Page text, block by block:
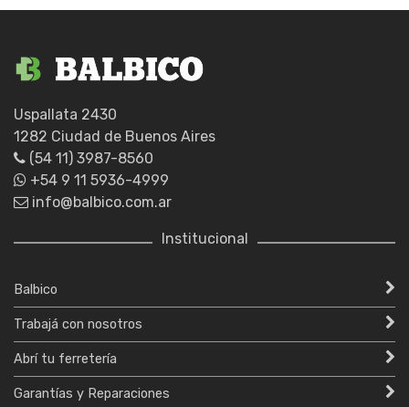
Uspallata 2430
1282 Ciudad de Buenos Aires
(54 11) 3987-8560
+54 9 11 5936-4999
info@balbico.com.ar
Institucional
Balbico
Trabajá con nosotros
Abrí tu ferretería
Garantías y Reparaciones